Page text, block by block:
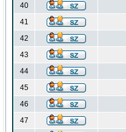
40
41
42
43
44
45
46
47